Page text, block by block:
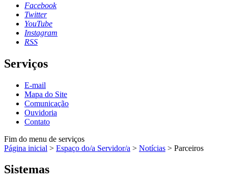
Facebook
Twitter
YouTube
Instagram
RSS
Serviços
E-mail
Mapa do Site
Comunicação
Ouvidoria
Contato
Fim do menu de serviços
Página inicial > Espaço do/a Servidor/a > Notícias > Parceiros
Sistemas